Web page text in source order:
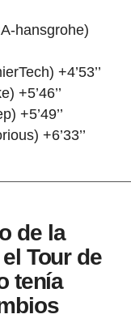
hansgrohe)
+4’53’’
+5’46’’
+5’49’’
+6’33’’
de la
Tour de
tenía